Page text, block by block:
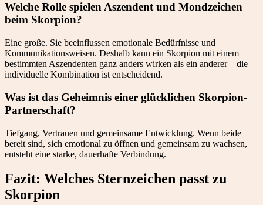
Welche Rolle spielen Aszendent und Mondzeichen
beim Skorpion?
Eine große. Sie beeinflussen emotionale Bedürfnisse und
Kommunikationsweisen. Deshalb kann ein Skorpion mit einem
bestimmten Aszendenten ganz anders wirken als ein anderer – die
individuelle Kombination ist entscheidend.
Was ist das Geheimnis einer glücklichen Skorpion-
Partnerschaft?
Tiefgang, Vertrauen und gemeinsame Entwicklung. Wenn beide
bereit sind, sich emotional zu öffnen und gemeinsam zu wachsen,
entsteht eine starke, dauerhafte Verbindung.
Fazit: Welches Sternzeichen passt zu
Skorpion